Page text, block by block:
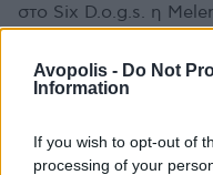
Avopolis - Do Not
Information
If you wish to opt-out of
processing of your
στο Six D.o.g.s. η